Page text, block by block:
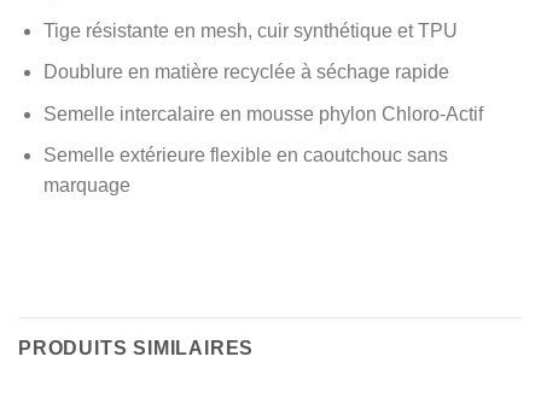
Tige résistante en mesh, cuir synthétique et TPU
Doublure en matière recyclée à séchage rapide
Semelle intercalaire en mousse phylon Chloro-Actif
Semelle extérieure flexible en caoutchouc sans
marquage
PRODUITS SIMILAIRES